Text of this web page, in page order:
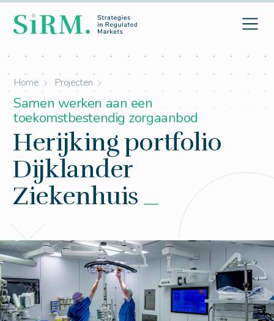
Home Projecten
Samen werken aan een
toekomstbestendig zorgaanbod
Herijking portfolio
Dijklander
Ziekenhuis